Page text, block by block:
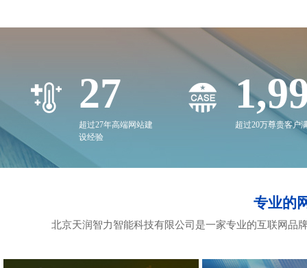
27
超过27年高端网站建
设经验
超过20万尊贵客户
专业的
北京天润智力智能科技有限公司是一家专业的互联网品